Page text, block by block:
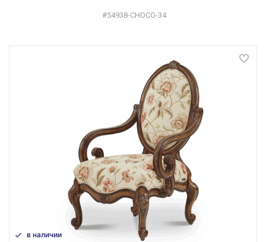
#54938-CHOCO-34
в наличии